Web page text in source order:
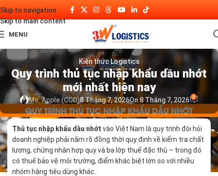
Skip to navigation
Skip to main content
MENU
Kiến thức Logistics
Quy trình thủ tục nhập khẩu dầu nhớt
mới nhất hiện nay
Ms. Apple (CCO)8 Tháng 7, 2026On 8 Tháng 7, 2026 0
Thủ tục nhập khẩu dầu nhớt vào Việt Nam là quy trình đòi hỏi
doanh nghiệp phải nắm rõ đồng thời quy định về kiểm tra chất
lượng, chứng nhận hợp quy và ba lớp thuế đặc thù – trong đó
có thuế bảo vệ môi trường, điểm khác biệt lớn so với nhiều
nhóm hàng tiêu dùng khác.